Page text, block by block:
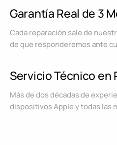
Garantía Real de 3
Cada reparación sale de
de que responderemos ante
Servicio Técnico en
Más de dos décadas de
dispositivos Apple y todas las